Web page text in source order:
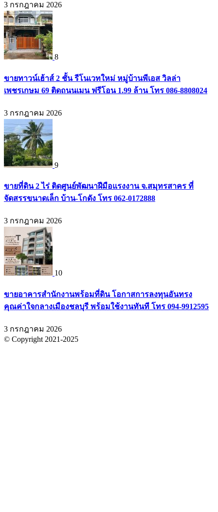
3 กรกฎาคม 2026
8
ขายทาวน์เฮ้าส์ 2 ชั้น รีโนเวทใหม่ หมู่บ้านพีเอส วิลล่า
เพชรเกษม 69 ติดถนนเมน ฟรีโอน 1.99 ล้าน โทร 086-8808024
3 กรกฎาคม 2026
9
ขายที่ดิน 2 ไร่ ติดศูนย์พัฒนาฝีมือแรงงาน จ.สมุทรสาคร ที่
จัดสรรขนาดเล็ก บ้าน-โกดัง โทร 062-0172888
3 กรกฎาคม 2026
10
ขายอาคารสำนักงานพร้อมที่ดิน โอกาสการลงทุนอันทรง
คุณค่าใจกลางเมืองชลบุรี พร้อมใช้งานทันที โทร 094-9912595
3 กรกฎาคม 2026
© Copyright 2021-2025